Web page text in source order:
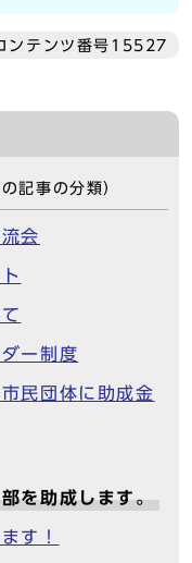
ンテンツ番号15527
の記事の分類）
会
ー制度
民団体に助成金
を助成します。
す！